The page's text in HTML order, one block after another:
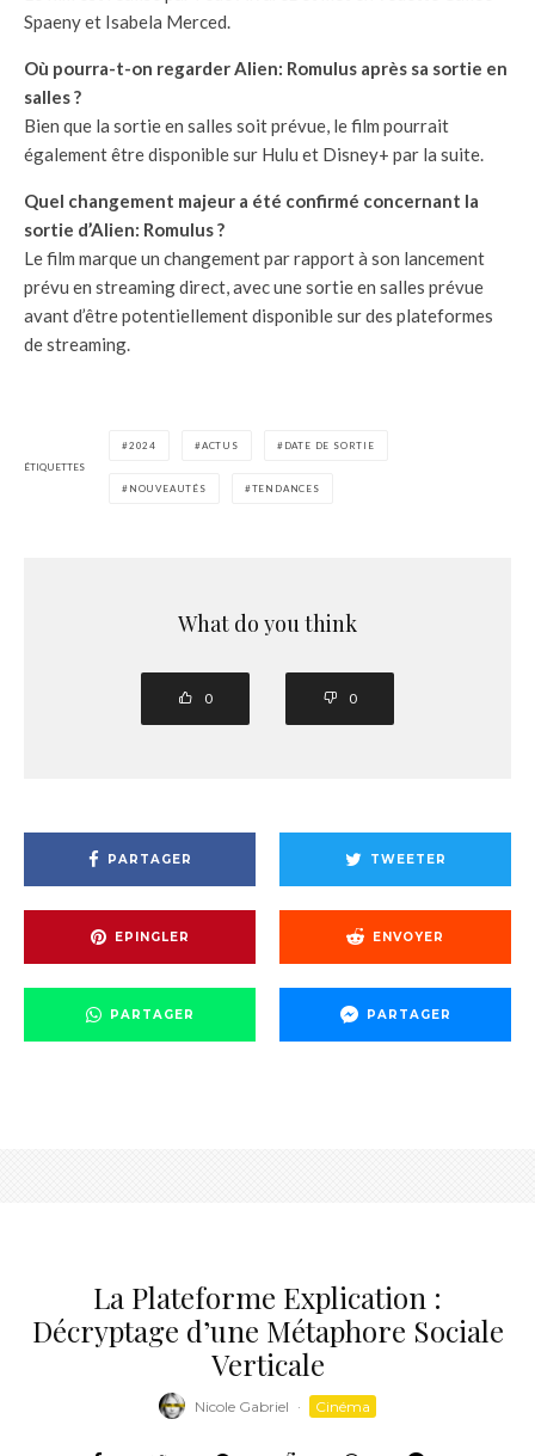
Spaeny et Isabela Merced.
Où pourra-t-on regarder Alien: Romulus après sa sortie en
salles ?
Bien que la sortie en salles soit prévue, le film pourrait
également être disponible sur Hulu et Disney+ par la suite.
Quel changement majeur a été confirmé concernant la
sortie d’Alien: Romulus ?
Le film marque un changement par rapport à son lancement
prévu en streaming direct, avec une sortie en salles prévue
avant d’être potentiellement disponible sur des plateformes
de streaming.
ÉTIQUETTES
2024 ACTUS DATE DE SORTIE
NOUVEAUTÉS TENDANCES
What do you think
0 0
PARTAGER TWEETER
EPINGLER ENVOYER
PARTAGER PARTAGER
La Plateforme Explication :
Décryptage d’une Métaphore Sociale
Verticale
Nicole Gabriel · Cinéma